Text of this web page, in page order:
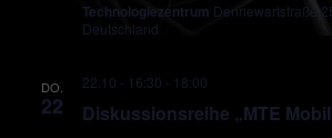
Technologiezentrum Dennewartstraße
Deutschland
DO.
22 Diskussionsreihe „MTE
22.10 - 16:30 - 18:00